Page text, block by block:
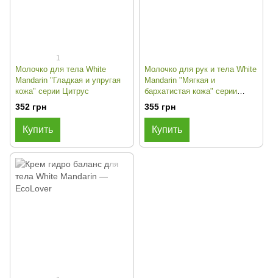
1
Молочко для тела White
Mandarin "Гладкая и упругая
кожа" серии Цитрус
352 грн
Купить
Молочко для рук и тела White
Mandarin "Мягкая и
бархатистая кожа" серии
Целебные травы
355 грн
Купить